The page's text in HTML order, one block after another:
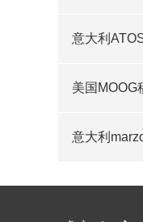
意大利
美国MOOG
意大利